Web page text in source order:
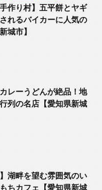
作り村】五平餅とヤギ
れるバイカーに人気の
城市】
レーうどんが絶品！地
列の名店【愛知県新城
湖畔を望む雰囲気のい
ちカフェ【愛知県新城